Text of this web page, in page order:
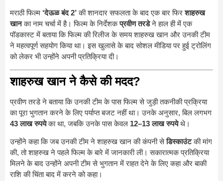
मराठी फिल्म ‘देऊळ बंद 2’की शानदार सफलता के बाद एक बार फिरशाहरुख
खानका नाम चर्चा में है। फिल्म के निर्देशकप्रवीण तरडेने हाल ही में एक
पॉडकास्ट में बताया कि फिल्म की रिलीज के समय शाहरुख खान और उनकी टीम
ने महत्वपूर्ण सहयोग किया था। इस खुलासे के बाद सोशल मीडिया पर हुई ट्रोलिंग
को लेकर भी उन्होंने अपनी प्रतिक्रिया दी।
शाहरुख खान ने कैसे की मदद?
प्रवीण तरडे ने बताया कि उनकी टीम के पास फिल्म से जुड़ी तकनीकी प्रक्रिया
का पूरा भुगतान करने के लिए पर्याप्त बजट नहीं था। उनके अनुसार, बिल लगभग
43 लाख रुपयेका था, जबकि उनके पास केवल 12–13 लाख रुपयेथे।
उन्होंने कहा कि जब उनकी टीम ने शाहरुख खान की कंपनी सेडिस्काउंटकी मांग
की, तो शाहरुख ने पहले फिल्म के बारे में जानकारी ली। सकारात्मक प्रतिक्रिया
मिलने के बाद उन्होंने अपनी टीम से भुगतान में राहत देने के लिए कहा और बाकी
राशि की चिंता बाद में करने को कहा।